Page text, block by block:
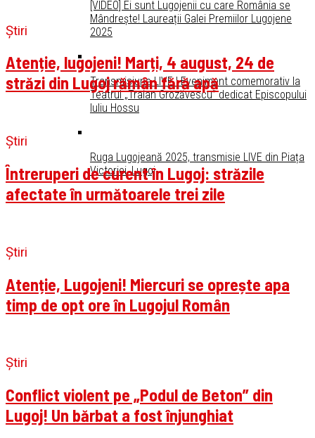
[VIDEO] Ei sunt Lugojenii cu care România se
Mândrește! Laureații Galei Premiilor Lugojene
2025
Transmisiune LIVE ! Eveniment comemorativ la
Teatrul „Traian Grozăvescu” dedicat Episcopului
Iuliu Hossu
Ruga Lugojeană 2025, transmisie LIVE din Piața
Victoriei, Lugoj
Știri
Atenție, lugojeni! Marți, 4 august, 24 de
străzi din Lugoj rămân fără apă
Știri
Întreruperi de curent în Lugoj: străzile
afectate în următoarele trei zile
Știri
Atenție, Lugojeni! Miercuri se oprește apa
timp de opt ore în Lugojul Român
Știri
Conflict violent pe „Podul de Beton” din
Lugoj! Un bărbat a fost înjunghiat